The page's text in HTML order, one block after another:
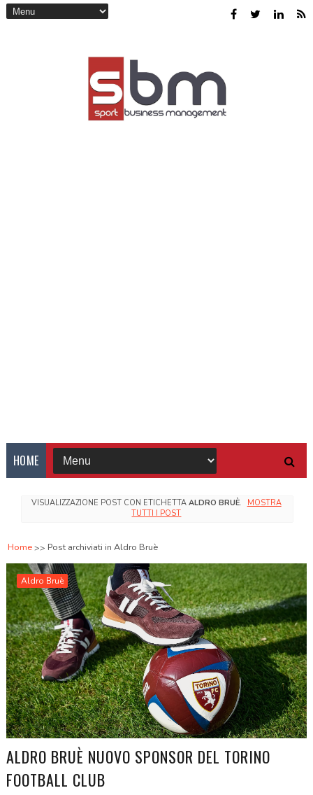
HOME
VISUALIZZAZIONE POST CON ETICHETTAALDRO BRUÈ.
MOSTRA
TUTTI I POST
Home Post archiviati in Aldro Bruè
Aldro Bruè
ALDRO BRUÈ NUOVO SPONSOR DEL TORINO
FOOTBALL CLUB